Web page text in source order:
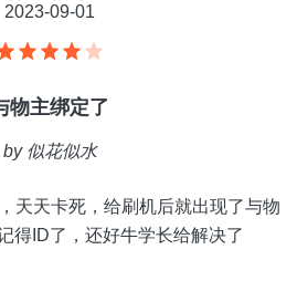
2023-09-01
物主绑定了
by 似花似水
天天卡死，给刷机后就出现了与物
得ID了，还好牛学长给解决了